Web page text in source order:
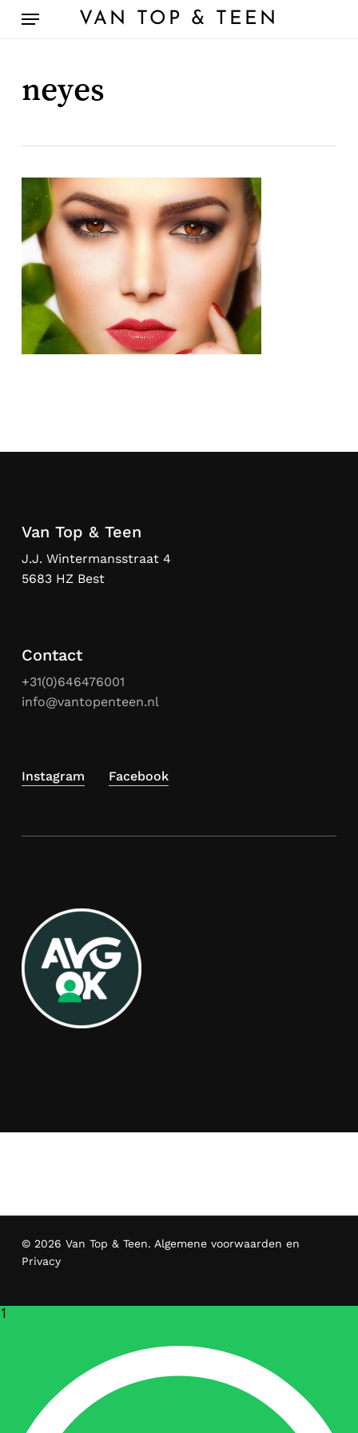
VAN TOP & TEEN
Menu
neyes
Van Top & Teen
J.J. Wintermansstraat 4
5683 HZ Best
Contact
+31(0)646476001
info@vantopenteen.nl
Instagram Facebook
© 2026 Van Top & Teen. Algemene voorwaarden en
Privacy
1